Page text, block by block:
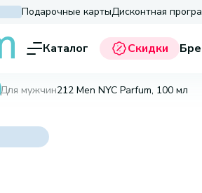
Подарочные картыДисконтная
Каталог Скидки
Для мужчин212 Men NYC Parfum, 100 мл